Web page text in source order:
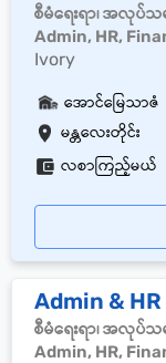
စီမံရေးရာ၊ အလုပ်သမ
Admin, HR,
Ivory
မန္တလေးတိုင်း
အောင်မြေသာဇံ
လစာကြည့်မယ်
Admin &
စီမံရေးရာ၊ အလုပ်သမ
Admin, HR,